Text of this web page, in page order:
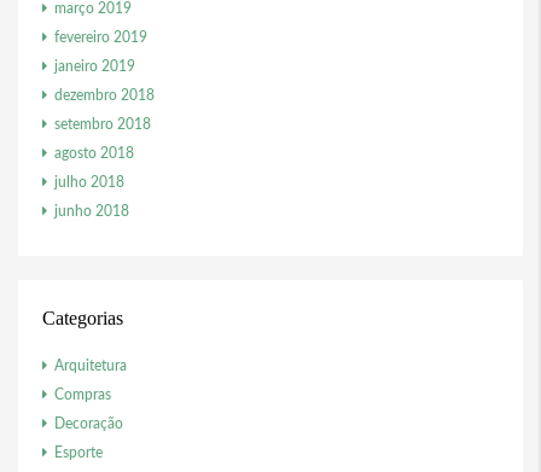
março 2019
fevereiro 2019
janeiro 2019
dezembro 2018
setembro 2018
agosto 2018
julho 2018
junho 2018
Categorias
Arquitetura
Compras
Decoração
Esporte